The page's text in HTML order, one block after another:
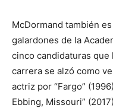
McDormand también
galardones de la
cinco candidaturas que
carrera se alzó como
actriz por “Fargo”
Ebbing, Missouri”